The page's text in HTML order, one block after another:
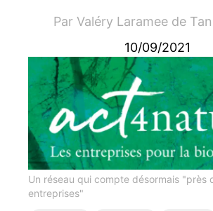
Par Valéry Laramee de
10/09/2021
Un réseau qui compte désormais "près
entreprises"